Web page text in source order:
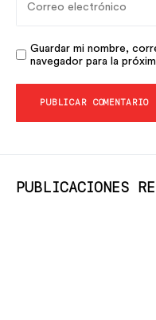
Guardar mi nombre,
navegador para la
PUBLICACIONES